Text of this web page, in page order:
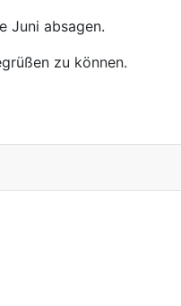
Juni absagen.
zu können.